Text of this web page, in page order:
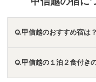
Q.甲信越のおすすめ宿は？
A.「大江戸温泉物語 ホテ
華やぎの章 慶山 」 な
先です。
Q.甲信越の１泊２食付き